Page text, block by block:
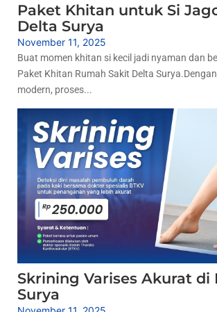
Paket Khitan untuk Si
Delta Surya
November 11, 2025
Buat momen khitan si kecil jadi nyaman dan
Paket Khitan Rumah Sakit Delta
modern, proses...
Skrining Varises Akurat di
Surya